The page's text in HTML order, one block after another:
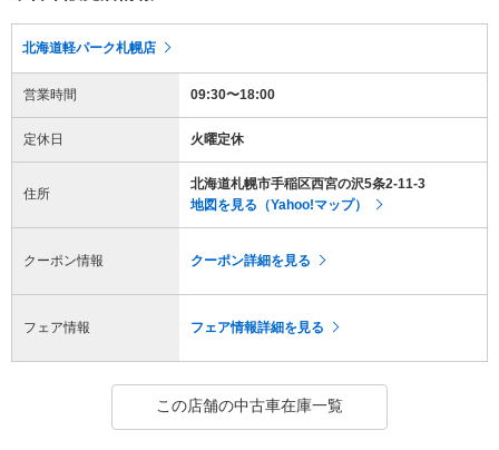
北海道軽パーク札幌店
営業時間 09:30〜18:00
定休日 火曜定休
住所
北海道札幌市手稲区西宮の沢5条2-11-3
地図を見る（Yahoo!マップ）
クーポン情報 クーポン詳細を見る
フェア情報 フェア情報詳細を見る
この店舗の中古車在庫一覧